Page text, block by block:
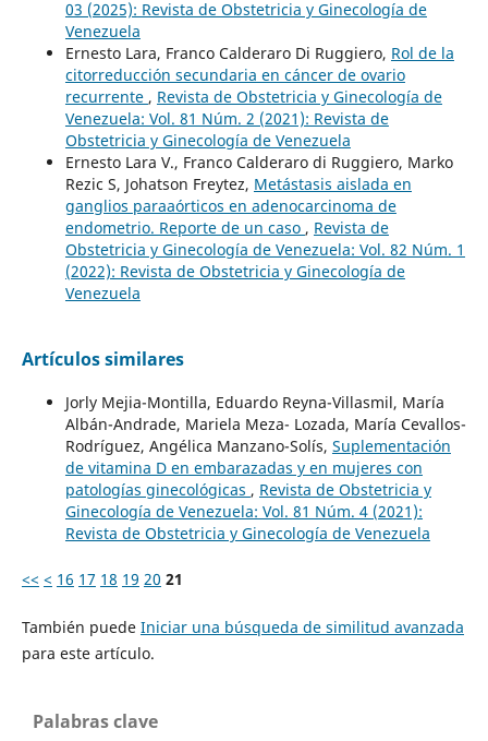
03 (2025): Revista de Obstetricia y Ginecología de
Venezuela
Ernesto Lara, Franco Calderaro Di Ruggiero, Rol de la
citorreducción secundaria en cáncer de ovario
recurrente , Revista de Obstetricia y Ginecología de
Venezuela: Vol. 81 Núm. 2 (2021): Revista de
Obstetricia y Ginecología de Venezuela
Ernesto Lara V., Franco Calderaro di Ruggiero, Marko
Rezic S, Johatson Freytez, Metástasis aislada en
ganglios paraaórticos en adenocarcinoma de
endometrio. Reporte de un caso , Revista de
Obstetricia y Ginecología de Venezuela: Vol. 82 Núm. 1
(2022): Revista de Obstetricia y Ginecología de
Venezuela
Artículos similares
Jorly Mejia-Montilla, Eduardo Reyna-Villasmil, María
Albán-Andrade, Mariela Meza- Lozada, María Cevallos-
Rodríguez, Angélica Manzano-Solís, Suplementación
de vitamina D en embarazadas y en mujeres con
patologías ginecológicas , Revista de Obstetricia y
Ginecología de Venezuela: Vol. 81 Núm. 4 (2021):
Revista de Obstetricia y Ginecología de Venezuela
<< < 16 17 18 19 20 21
También puede Iniciar una búsqueda de similitud avanzada
para este artículo.
Palabras clave